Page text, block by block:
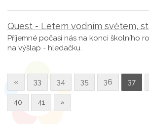
Quest - Letem vodním světem,
Příjemné počasí nás na konci školního
na výšlap - hledačku.
« 33 34 35 36 37
40 41 »